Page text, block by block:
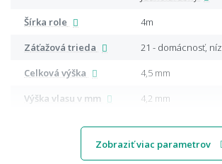
Šírka role
4m
Záťažová trieda
21 - domácnosť,
Celková výška
4,5 mm
Výška vlasu v mm
4,2 mm
Zobraziť viac parametrov